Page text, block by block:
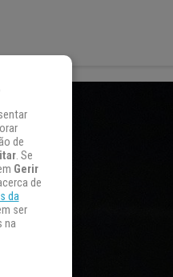
de
. Se
Gerir
de
da
ser
na